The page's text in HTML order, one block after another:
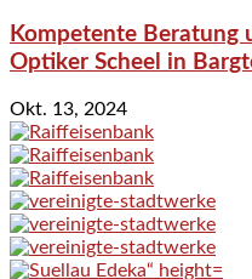
Kompetente Beratung
Optiker Scheel in
Okt. 13, 2024